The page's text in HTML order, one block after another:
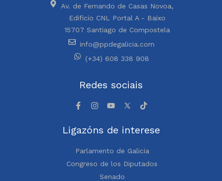
Av. de Fernando de Casas Novoa,
Edificio CNL Portal A - Baixo
15707 Santiago de Compostela
info@ppdegalicia.com
(+34) 608 338 908
Redes sociais
Ligazóns de interese
Parlamento de Galicia
Congreso de los Diputados
Senado